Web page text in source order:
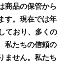
商品の保管から
す。現在では年
ており、多くの
私たちの信頼の
ません。私たち